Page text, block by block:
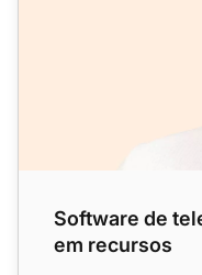
Software de
em recursos